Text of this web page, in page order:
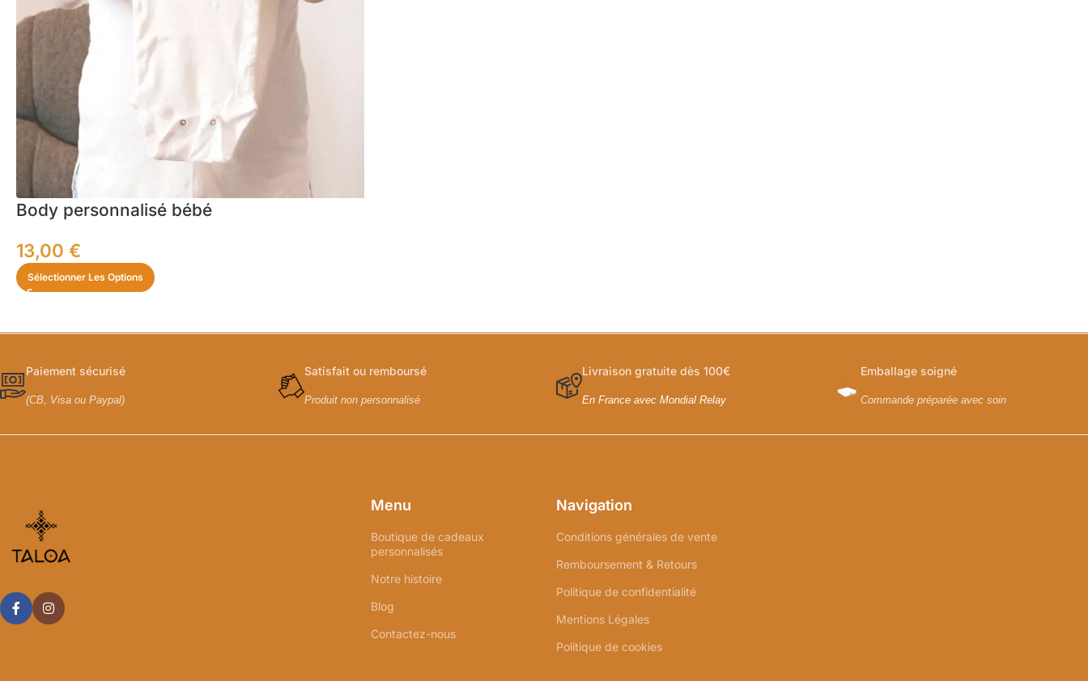
Body personnalisé bébé
13,00 €
Sélectionner Les Options
Paiement sécurisé
(CB, Visa ou Paypal)
Satisfait ou remboursé
Produit non personnalisé
Livraison gratuite dès 100€
En France avec Mondial Relay
Emballage soigné
Commande préparée avec soin
Menu
Boutique de cadeaux
personnalisés
Notre histoire
Blog
Contactez-nous
Navigation
Conditions générales de vente
Remboursement & Retours
Politique de confidentialité
Mentions Légales
Politique de cookies